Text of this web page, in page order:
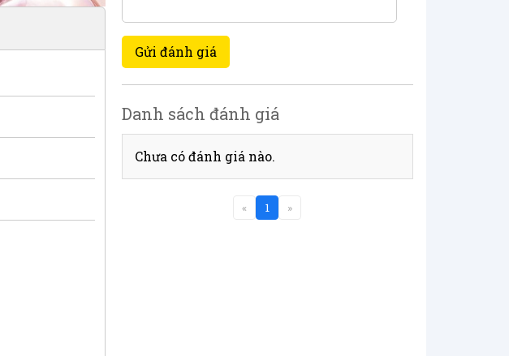
Gửi đánh giá
Danh sách đánh giá
Chưa có đánh giá nào.
« 1 »